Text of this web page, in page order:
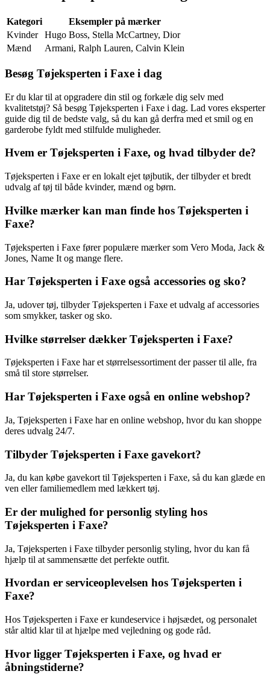
Kategori
Eksempler på mærker
Kvinder
Hugo Boss, Stella McCartney, Dior
Mænd
Armani, Ralph Lauren, Calvin Klein
Besøg Tøjeksperten i Faxe i dag
Er du klar til at opgradere din stil og forkæle dig selv med
kvalitetstøj? Så besøg Tøjeksperten i Faxe i dag. Lad vores eksperter
guide dig til de bedste valg, så du kan gå derfra med et smil og en
garderobe fyldt med stilfulde muligheder.
Hvem er Tøjeksperten i Faxe, og hvad tilbyder de?
Tøjeksperten i Faxe er en lokalt ejet tøjbutik, der tilbyder et bredt
udvalg af tøj til både kvinder, mænd og børn.
Hvilke mærker kan man finde hos Tøjeksperten i
Faxe?
Tøjeksperten i Faxe fører populære mærker som Vero Moda, Jack &
Jones, Name It og mange flere.
Har Tøjeksperten i Faxe også accessories og sko?
Ja, udover tøj, tilbyder Tøjeksperten i Faxe et udvalg af accessories
som smykker, tasker og sko.
Hvilke størrelser dækker Tøjeksperten i Faxe?
Tøjeksperten i Faxe har et størrelsessortiment der passer til alle, fra
små til store størrelser.
Har Tøjeksperten i Faxe også en online webshop?
Ja, Tøjeksperten i Faxe har en online webshop, hvor du kan shoppe
deres udvalg 24/7.
Tilbyder Tøjeksperten i Faxe gavekort?
Ja, du kan købe gavekort til Tøjeksperten i Faxe, så du kan glæde en
ven eller familiemedlem med lækkert tøj.
Er der mulighed for personlig styling hos
Tøjeksperten i Faxe?
Ja, Tøjeksperten i Faxe tilbyder personlig styling, hvor du kan få
hjælp til at sammensætte det perfekte outfit.
Hvordan er serviceoplevelsen hos Tøjeksperten i
Faxe?
Hos Tøjeksperten i Faxe er kundeservice i højsædet, og personalet
står altid klar til at hjælpe med vejledning og gode råd.
Hvor ligger Tøjeksperten i Faxe, og hvad er
åbningstiderne?